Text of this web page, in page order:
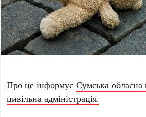
Про це інформуєСумська обласна
цивільна адміністрація.